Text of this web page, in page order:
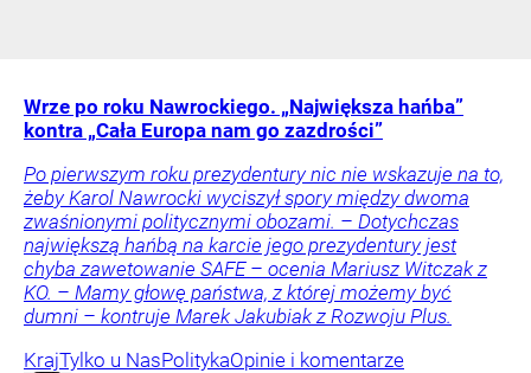
Wrze po roku Nawrockiego. „Największa hańba”
kontra „Cała Europa nam go zazdrości”
Po pierwszym roku prezydentury nic nie wskazuje na to,
żeby Karol Nawrocki wyciszył spory między dwoma
zwaśnionymi politycznymi obozami. – Dotychczas
największą hańbą na karcie jego prezydentury jest
chyba zawetowanie SAFE – ocenia Mariusz Witczak z
KO. – Mamy głowę państwa, z której możemy być
dumni – kontruje Marek Jakubiak z Rozwoju Plus.
KrajTylko u NasPolitykaOpinie i komentarze